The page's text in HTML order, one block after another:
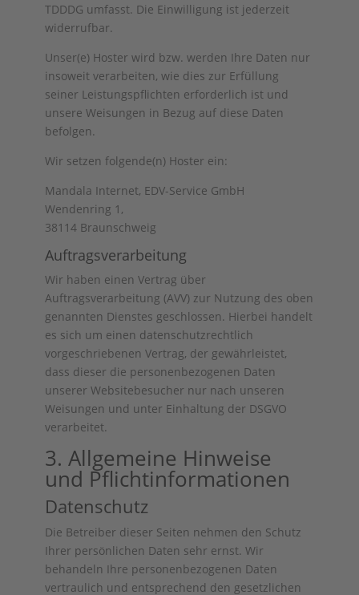
TDDDG umfasst. Die Einwilligung ist jederzeit
widerrufbar.
Unser(e) Hoster wird bzw. werden Ihre Daten nur
insoweit verarbeiten, wie dies zur Erfüllung
seiner Leistungspflichten erforderlich ist und
unsere Weisungen in Bezug auf diese Daten
befolgen.
Wir setzen folgende(n) Hoster ein:
Mandala Internet, EDV-Service GmbH
Wendenring 1,
38114 Braunschweig
Auftragsverarbeitung
Wir haben einen Vertrag über
Auftragsverarbeitung (AVV) zur Nutzung des oben
genannten Dienstes geschlossen. Hierbei handelt
es sich um einen datenschutzrechtlich
vorgeschriebenen Vertrag, der gewährleistet,
dass dieser die personenbezogenen Daten
unserer Websitebesucher nur nach unseren
Weisungen und unter Einhaltung der DSGVO
verarbeitet.
3. Allgemeine Hinweise
und Pflicht­informationen
Datenschutz
Die Betreiber dieser Seiten nehmen den Schutz
Ihrer persönlichen Daten sehr ernst. Wir
behandeln Ihre personenbezogenen Daten
vertraulich und entsprechend den gesetzlichen